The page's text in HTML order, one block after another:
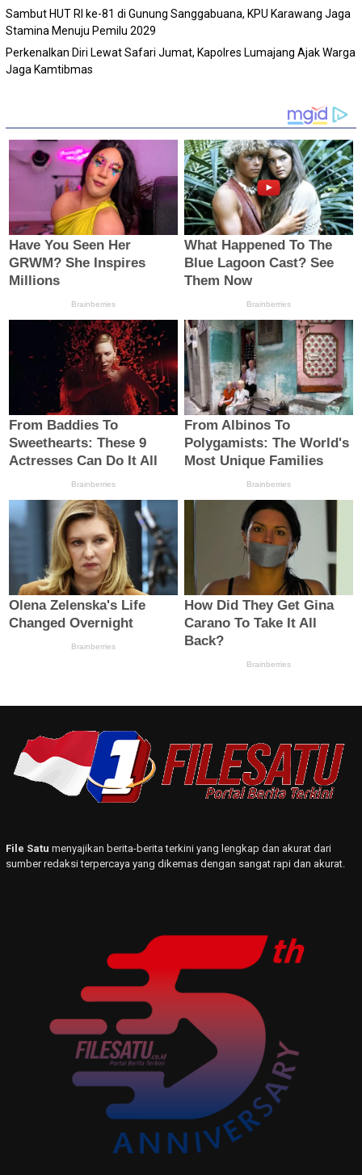
Sambut HUT RI ke-81 di Gunung Sanggabuana, KPU Karawang Jaga
Stamina Menuju Pemilu 2029
Perkenalkan Diri Lewat Safari Jumat, Kapolres Lumajang Ajak Warga
Jaga Kamtibmas
File Satu menyajikan berita-berita terkini yang lengkap dan akurat dari
sumber redaksi terpercaya yang dikemas dengan sangat rapi dan akurat.